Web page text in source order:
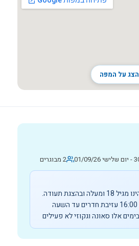
הצג על המפה
- יום שלישי 01/09/26 2 מבוגרים
ישראלית האירוח במלון הינו מגיל 18 ומעלה ובהצגת תעודה.
קבלת חדרים החל משעה 16:00 עזיבת חדרים עד השעה